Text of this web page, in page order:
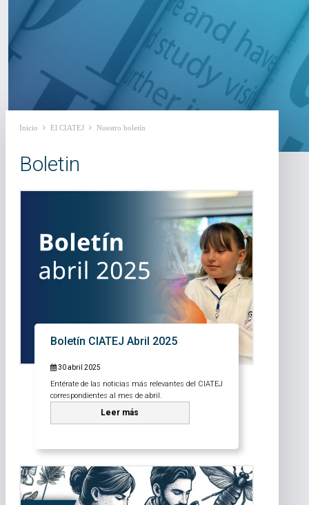
Inicio El CIATEJ Nuestro boletín
Boletin
Boletín CIATEJ Abril 2025
30 abril 2025
Entérate de las noticias más relevantes del CIATEJ
correspondientes al mes de abril.
Leer más